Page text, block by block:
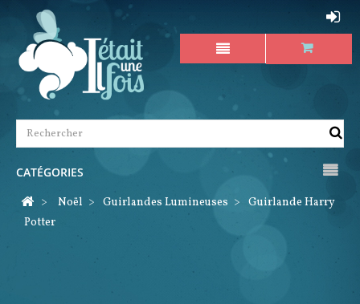
CATÉGORIES
>
Noël > Guirlandes Lumineuses > Guirlande Harry
Potter